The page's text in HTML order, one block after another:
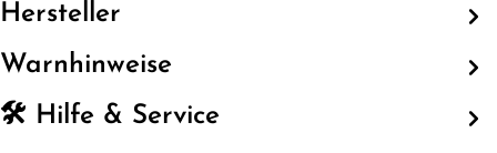
Hersteller
Warnhinweise
🛠️ Hilfe & Service